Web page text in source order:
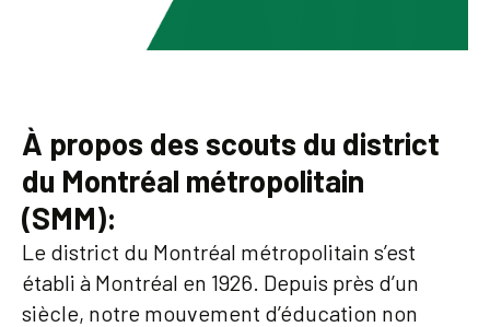
À propos des scouts du district
du Montréal métropolitain
(SMM):
Le district du Montréal métropolitain s’est
établi à Montréal en 1926. Depuis près d’un
siècle, notre mouvement d’éducation non